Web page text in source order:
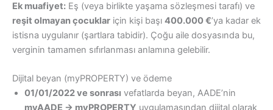
Ek muafiyet: Eş (veya birlikte yaşama sözleşmesi tarafı) ve
reşit olmayan çocuklar için kişi başı 400.000 €’ya kadar ek
istisna uygulanır (şartlara tabidir). Çoğu aile dosyasında bu,
verginin tamamen sıfırlanması anlamına gelebilir.
Dijital beyan (myPROPERTY) ve ödeme
01/01/2022 ve sonrası vefatlarda beyan, AADE’nin